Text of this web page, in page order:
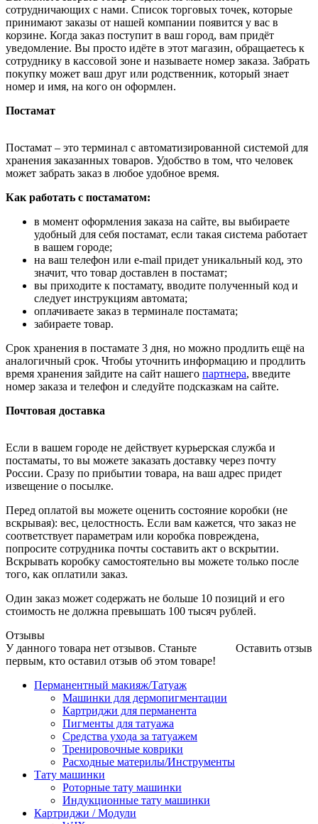
сотрудничающих с нами. Список торговых точек, которые
принимают заказы от нашей компании появится у вас в
корзине. Когда заказ поступит в ваш город, вам придёт
уведомление. Вы просто идёте в этот магазин, обращаетесь к
сотруднику в кассовой зоне и называете номер заказа. Забрать
покупку может ваш друг или родственник, который знает
номер и имя, на кого он оформлен.
Постамат
Постамат – это терминал с автоматизированной системой для
хранения заказанных товаров. Удобство в том, что человек
может забрать заказ в любое удобное время.
Как работать с постаматом:
в момент оформления заказа на сайте, вы выбираете
удобный для себя постамат, если такая система работает
в вашем городе;
на ваш телефон или e-mail придет уникальный код, это
значит, что товар доставлен в постамат;
вы приходите к постамату, вводите полученный код и
следует инструкциям автомата;
оплачиваете заказ в терминале постамата;
забираете товар.
Срок хранения в постамате 3 дня, но можно продлить ещё на
аналогичный срок. Чтобы уточнить информацию и продлить
время хранения зайдите на сайт нашего партнера, введите
номер заказа и телефон и следуйте подсказкам на сайте.
Почтовая доставка
Если в вашем городе не действует курьерская служба и
постаматы, то вы можете заказать доставку через почту
России. Сразу по прибытии товара, на ваш адрес придет
извещение о посылке.
Перед оплатой вы можете оценить состояние коробки (не
вскрывая): вес, целостность. Если вам кажется, что заказ не
соответствует параметрам или коробка повреждена,
попросите сотрудника почты составить акт о вскрытии.
Вскрывать коробку самостоятельно вы можете только после
того, как оплатили заказ.
Один заказ может содержать не больше 10 позиций и его
стоимость не должна превышать 100 тысяч рублей.
Отзывы
Оставить отзыв
У данного товара нет отзывов. Станьте
первым, кто оставил отзыв об этом товаре!
Перманентный макияж/Татуаж
Машинки для дермопигментации
Картриджи для перманента
Пигменты для татуажа
Средства ухода за татуажем
Тренировочные коврики
Расходные материлы/Инструменты
Тату машинки
Роторные тату машинки
Индукционные тату машинки
Картриджи / Модули